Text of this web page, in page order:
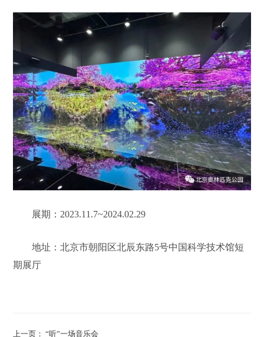
展期：2023.11.7~2024.02.29
地址：北京市朝阳区北辰东路5号中国科学技术馆短
期展厅
上一页： “听”一场音乐会